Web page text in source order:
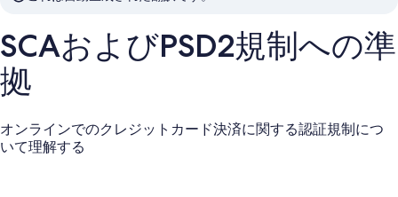
SCAおよびPSD2規制への準
拠
オンラインでのクレジットカード決済に関する認証規制につ
いて理解する